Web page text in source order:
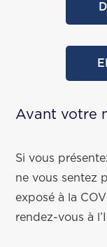
Avant votre
Si vous
ne vous sentez
exposé à la
rendez-vous à